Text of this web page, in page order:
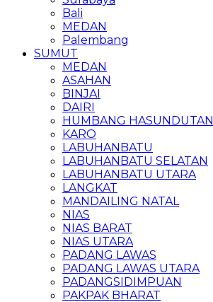
Bali
MEDAN
Palembang
SUMUT
MEDAN
ASAHAN
BINJAI
DAIRI
HUMBANG HASUNDUTAN
KARO
LABUHANBATU
LABUHANBATU SELATAN
LABUHANBATU UTARA
LANGKAT
MANDAILING NATAL
NIAS
NIAS BARAT
NIAS UTARA
PADANG LAWAS
PADANG LAWAS UTARA
PADANGSIDIMPUAN
PAKPAK BHARAT